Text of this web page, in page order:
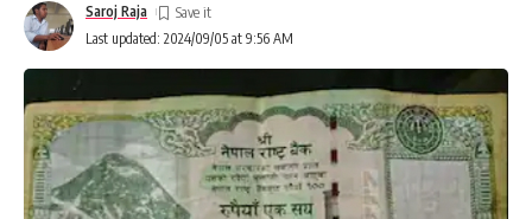
Last updated: 2024/09/05 at 9:56 AM
Saroj Raja